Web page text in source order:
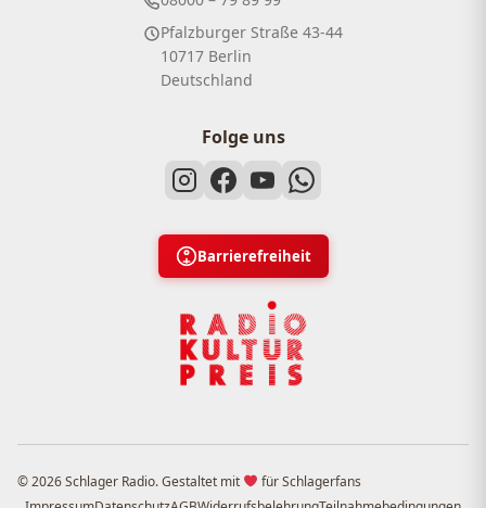
Pfalzburger Straße 43-44
10717 Berlin
Deutschland
Folge uns
Barrierefreiheit
© 2026 Schlager Radio. Gestaltet mit
für Schlagerfans